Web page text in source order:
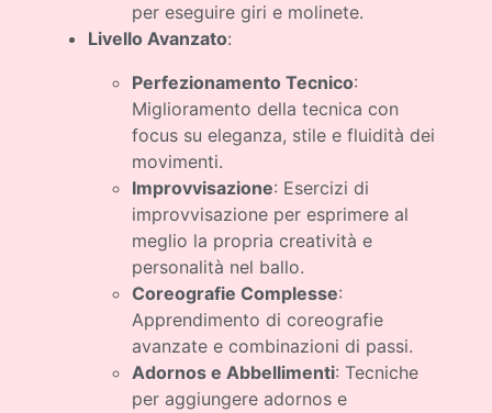
per eseguire giri e molinete.
Livello Avanzato:
Perfezionamento Tecnico:
Miglioramento della tecnica con
focus su eleganza, stile e fluidità dei
movimenti.
Improvvisazione: Esercizi di
improvvisazione per esprimere al
meglio la propria creatività e
personalità nel ballo.
Coreografie Complesse:
Apprendimento di coreografie
avanzate e combinazioni di passi.
Adornos e Abbellimenti: Tecniche
per aggiungere adornos e